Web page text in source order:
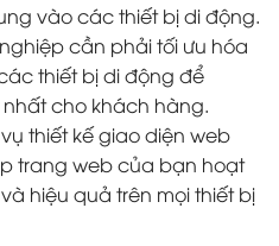
vào các thiết bị di động.
cần phải tối ưu hóa
thiết bị di động để
cho khách hàng.
thiết kế giao diện web
trang web của bạn hoạt
hiệu quả trên mọi thiết bị